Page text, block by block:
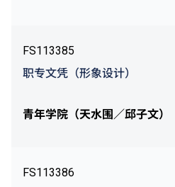
FS113385
职专文凭（形象设计）
青年学院（天水围／邱子文）
FS113386